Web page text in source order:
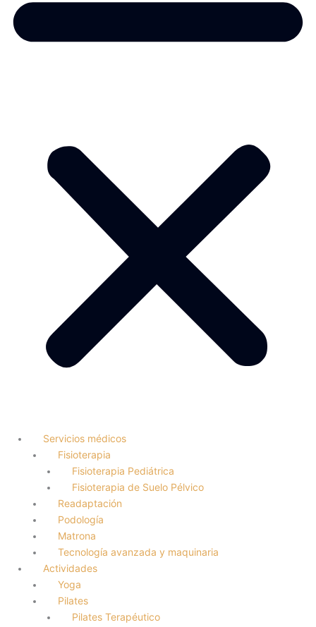
Servicios médicos
Fisioterapia
Fisioterapia Pediátrica
Fisioterapia de Suelo Pélvico
Readaptación
Podología
Matrona
Tecnología avanzada y maquinaria
Actividades
Yoga
Pilates
Pilates Terapéutico